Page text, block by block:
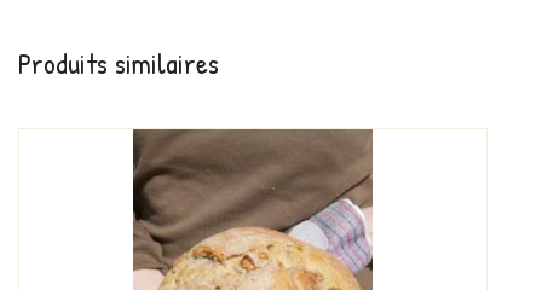
Produits similaires